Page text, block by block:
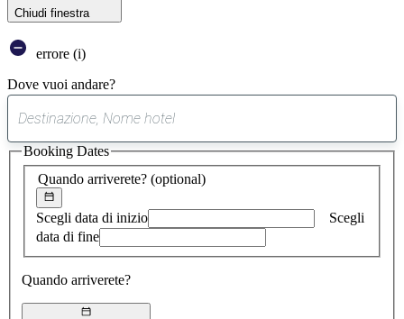
Chiudi finestra
errore (i)
Dove vuoi andare?
suggerimento
trovato
Quando arriverete? (optional)
Scegli data di inizio
Scegli
data di fine
Quando arriverete?
Booking Dates